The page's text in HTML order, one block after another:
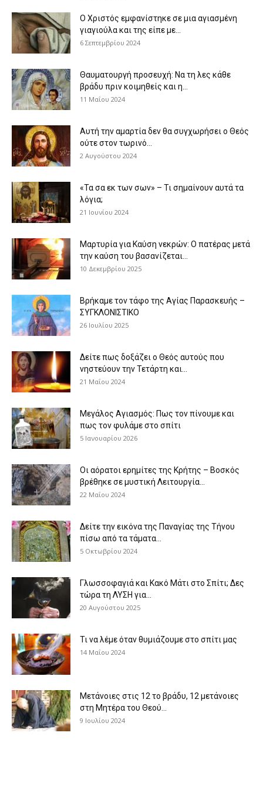
Ο Χριστός εμφανίστηκε σε μια αγιασμένη
γιαγιούλα και της είπε με...
6 Σεπτεμβρίου 2024
Θαυματουργή προσευχή: Να τη λες κάθε
βράδυ πριν κοιμηθείς και η...
11 Μαΐου 2024
Αυτή την αμαρτία δεν θα συγχωρήσει ο Θεός
ούτε στον τωρινό...
2 Αυγούστου 2024
«Τα σα εκ των σων» – Τι σημαίνουν αυτά τα
λόγια;
21 Ιουνίου 2024
Μαρτυρία για Καύση νεκρών: Ο πατέρας μετά
την καύση του βασανίζεται...
10 Δεκεμβρίου 2025
Βρήκαμε τον τάφο της Αγίας Παρασκευής –
ΣΥΓΚΛΟΝΙΣΤΙΚΟ
26 Ιουλίου 2025
Δείτε πως δοξάζει ο Θεός αυτούς που
νηστεύουν την Τετάρτη και...
21 Μαΐου 2024
Μεγάλος Αγιασμός: Πως τον πίνουμε και
πως τον φυλάμε στο σπίτι
5 Ιανουαρίου 2026
Οι αόρατοι ερημίτες της Κρήτης – Βοσκός
βρέθηκε σε μυστική Λειτουργία...
22 Μαΐου 2024
Δείτε την εικόνα της Παναγίας της Τήνου
πίσω από τα τάματα...
5 Οκτωβρίου 2024
Γλωσσοφαγιά και Κακό Μάτι στο Σπίτι; Δες
τώρα τη ΛΥΣΗ για...
20 Αυγούστου 2025
Τι να λέμε όταν θυμιάζουμε στο σπίτι μας
14 Μαΐου 2024
Μετάνοιες στις 12 το βράδυ, 12 μετάνοιες
στη Μητέρα του Θεού...
9 Ιουλίου 2024